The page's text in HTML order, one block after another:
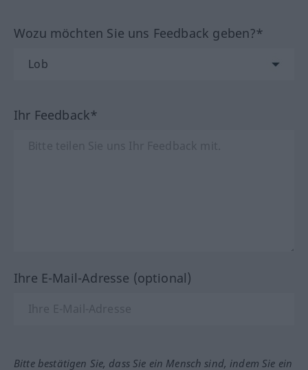
Wozu möchten Sie uns Feedback geben?*
Ihr Feedback*
Ihre E-Mail-Adresse (optional)
Bitte bestätigen Sie, dass Sie ein Mensch sind, indem Sie ein